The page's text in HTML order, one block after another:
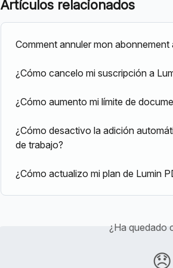
Artículos relacionados
Comment annuler mon
¿Cómo cancelo mi suscripción a
¿Cómo aumento mi límite de
¿Cómo desactivo la adición
de trabajo?
¿Cómo actualizo mi plan de Lumin
¿Ha quedado
😞